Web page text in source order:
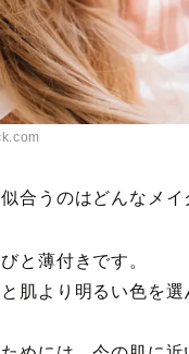
合うのはどんなメイ
と薄付きです。
肌より明るい色を